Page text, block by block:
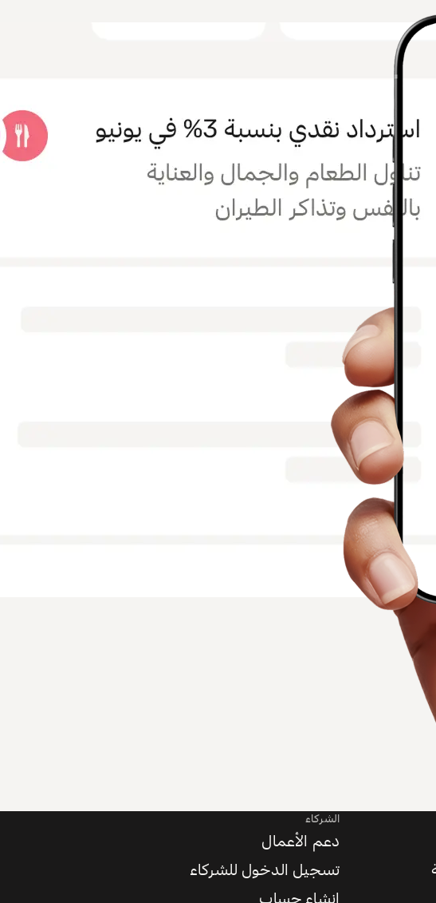
الشركاء
دعم الأعمال
تسجيل الدخول للشركاء
إنشاء حساب